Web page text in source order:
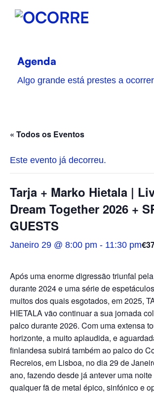
Agenda
Algo grande está prestes a
« Todos os Eventos
Este evento já decorreu.
Tarja + Marko Hietala |
Dream Together 2026 +
GUESTS
Janeiro 29 @ 8:00 pm - 11:30 pm
Após uma enorme digressão triunfal
durante 2024 e uma série de
muitos dos quais esgotados, em 2025,
HIETALA vão continuar a sua jornada
palco durante 2026. Com uma extensa
horizonte, a muito aplaudida, e
finlandesa subirá também ao palco do
Recreios, em Lisboa, no dia 29 de
ano, fazendo desde já antever uma
qualquer fã de metal épico, sinfónico e